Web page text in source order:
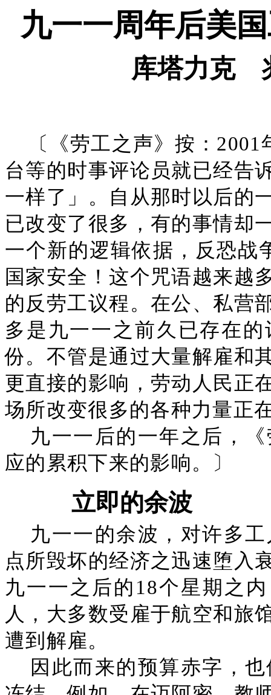
九一一周年后美
库塔力克
〔《劳工之声》按：
台等的时事评论员就已经告
一样了」。自从那时以后的
已改变了很多，有的事情
一个新的逻辑依据，反恐战
国家安全！这个咒语越来越
的反劳工议程。在公、私
多是九一一之前久已存在
份。不管是通过大量解雇和
更直接的影响，劳动人民正
场所改变很多的各种力量正
九一一后的一年之后，
应的累积下来的影响。〕
立即的余波
九一一的余波，对许多
点所毁坏的经济之迅速堕入
九一一之后的18个星期之
人，大多数受雇于航空和旅
遭到解雇。
因此而来的预算赤字，